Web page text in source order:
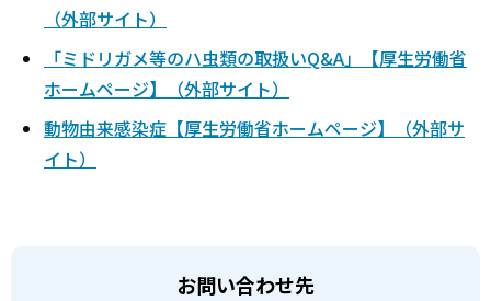
（外部サイト）
「ミドリガメ等のハ虫類の取扱いQ&A」【厚生労働省
ホームページ】（外部サイト）
動物由来感染症【厚生労働省ホームページ】（外部サ
イト）
お問い合わせ先